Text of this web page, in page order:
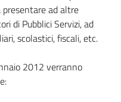
presentare ad altre
di Pubblici Servizi, ad
scolastici, fiscali, etc.
2012 verranno